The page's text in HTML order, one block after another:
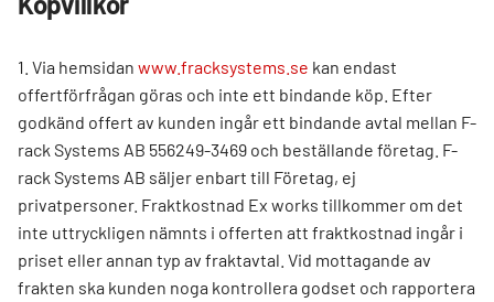
1. Via hemsidan www.fracksystems.se kan endast
offertförfrågan göras och inte ett bindande köp. Efter
godkänd offert av kunden ingår ett bindande avtal mellan F-
rack Systems AB 556249-3469 och beställande företag. F-
rack Systems AB säljer enbart till Företag, ej
privatpersoner. Fraktkostnad Ex works tillkommer om det
inte uttryckligen nämnts i offerten att fraktkostnad ingår i
priset eller annan typ av fraktavtal. Vid mottagande av
frakten ska kunden noga kontrollera godset och rapportera